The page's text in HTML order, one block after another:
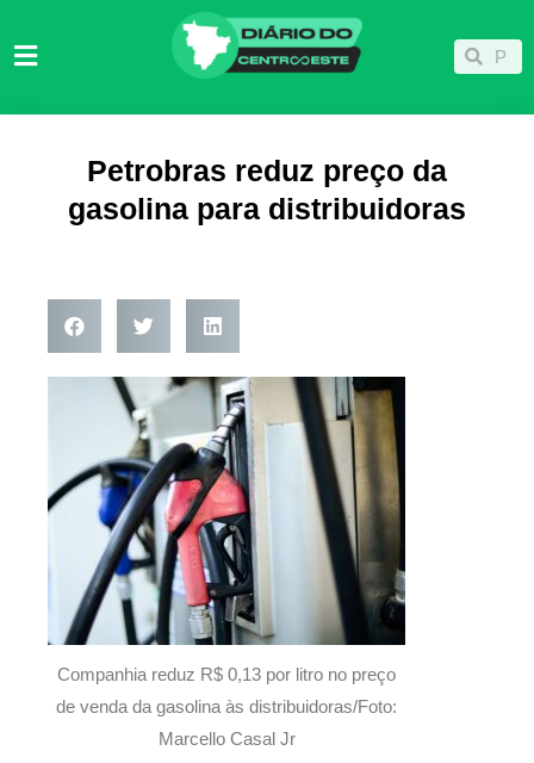
para
Pesquisar
Petrobras reduz preço da
gasolina para distribuidoras
Companhia reduz R$ 0,13 por litro no preço
de venda da gasolina às distribuidoras/Foto:
Marcello Casal Jr